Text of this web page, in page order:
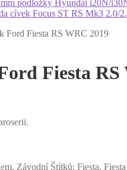
Ford Fiesta RS WRC 2019
Fiesta RS
, Závodní Štítků: Fiesta,